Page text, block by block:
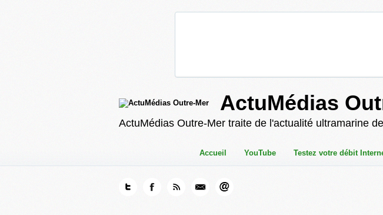
ActuMédias
ActuMédias Outre-Mer traite de l'actualité ultramarine
Accueil YouTube Testez votre débit